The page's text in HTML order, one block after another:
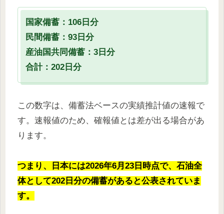
国家備蓄：106日分
民間備蓄：93日分
産油国共同備蓄：3日分
合計：202日分
この数字は、備蓄法ベースの実績推計値の速報で
す。速報値のため、確報値とは差が出る場合があ
ります。
つまり、日本には2026年6月23日時点で、石油全
体として202日分の備蓄があると公表されていま
す。